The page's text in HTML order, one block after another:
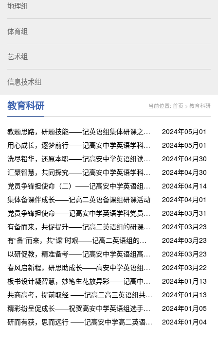
地理组
体育组
艺术组
信息技术组
教育科研 当前位置: 首页 > 教育科研
教题思路，研题技能——记英语组集体研课之试卷解析
2024年05月01
日
用心成长，逐梦前行——记高安中学英语学科组青年教师汇报课
2024年05月01
日
洗尽铅华，还原本职——记高安中学英语组读后续写阅卷反馈
2024年04月30
日
汇聚智慧，共同探究——记高安中学英语学科组青年教师示范课展示活动
2024年04月30
日
党员争锋担使命（二）——记高安中学英语组党员干部示范课
2024年04月14
日
集体备课伴成长——记高二英语备课组研课活动
2024年04月01
日
党员争锋担使命——记高安中学英语学科党员干部示范课
2024年03月31
日
有备而来，共促提升——记高二英语组的研课活动
2024年03月23
日
有“备”而来，共“课”时艰——记高二英语组的研课活动
2024年03月23
日
以研促教，精准备考——记高安中学英语组高三二轮复习研讨会
2024年03月23
日
春风启新程，研思助成长——高安中学英语组开展第一次教研活动
2024年03月22
日
板书设计凝智慧，妙笔生花放异彩——记高中英语学科组板书设计比赛和教案比赛
2024年01月13
日
共商高考，提前取经 ——记高二高三英语组共同集体备课
2024年01月13
日
精彩纷呈促成长——祝贺高安中学英语组选手参加“新星杯”优质课比赛获奖
2024年01月05
日
研而有获，思而远行 ——记高安中学高二英语研课组集体备课活动
2024年01月04